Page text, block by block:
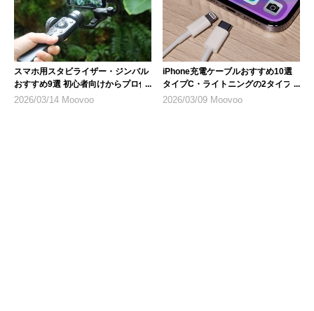
スマホ用スタビライザー・ジンバル
おすすめ9選 初心者向けからプロ仕
様まで
2026/03/14 Moovoo
iPhone充電ケーブルおすすめ10選
タイプC・ライトニングの2タイプ
を紹介
2026/03/09 Moovoo